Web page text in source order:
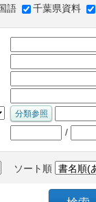
語 千葉県資料
/
ソート順